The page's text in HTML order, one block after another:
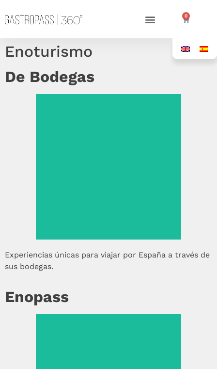
0
Enoturismo
De Bodegas
Experiencias únicas para viajar por España a través de
sus bodegas.
Enopass